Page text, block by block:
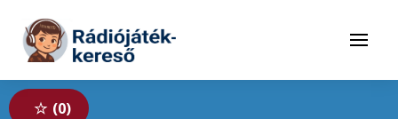
Tovább a tartalomhoz
Menü
0